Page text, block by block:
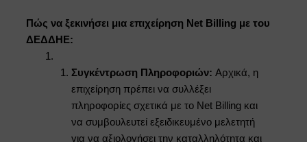
Πώς να ξεκινήσει μια επιχείρηση Net Billing με του
ΔΕΔΔΗΕ:
Συγκέντρωση Πληροφοριών: Αρχικά, η
επιχείρηση πρέπει να συλλέξει
πληροφορίες σχετικά με το Net Billing και
να συμβουλευτεί εξειδικευμένο μελετητή
για να αξιολογήσει την καταλληλότητα και